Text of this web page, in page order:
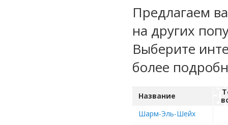
Предлагаем
на других
Выберите
более
Название
Шарм-Эль-Шейх